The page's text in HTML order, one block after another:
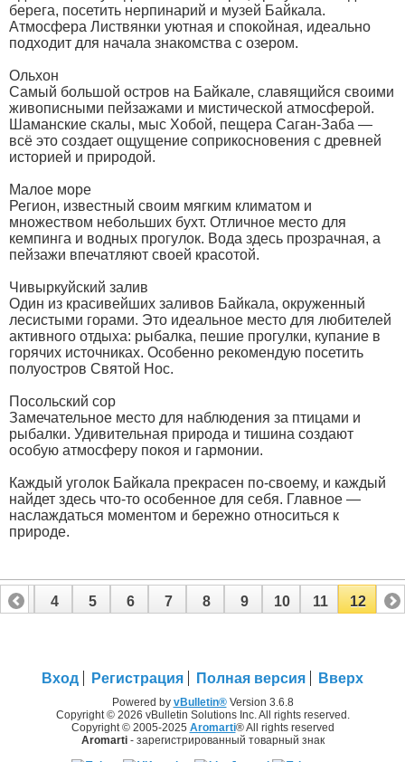
берега, посетить нерпинарий и музей Байкала.
Атмосфера Листвянки уютная и спокойная, идеально
подходит для начала знакомства с озером.
Ольхон
Самый большой остров на Байкале, славящийся своими
живописными пейзажами и мистической атмосферой.
Шаманские скалы, мыс Хобой, пещера Саган-Заба —
всё это создает ощущение соприкосновения с древней
историей и природой.
Малое море
Регион, известный своим мягким климатом и
множеством небольших бухт. Отличное место для
кемпинга и водных прогулок. Вода здесь прозрачная, а
пейзажи впечатляют своей красотой.
Чивыркуйский залив
Один из красивейших заливов Байкала, окруженный
лесистыми горами. Это идеальное место для любителей
активного отдыха: рыбалка, пешие прогулки, купание в
горячих источниках. Особенно рекомендую посетить
полуостров Святой Нос.
Посольский сор
Замечательное место для наблюдения за птицами и
рыбалки. Удивительная природа и тишина создают
особую атмосферу покоя и гармонии.
Каждый уголок Байкала прекрасен по-своему, и каждый
найдет здесь что-то особенное для себя. Главное —
наслаждаться моментом и бережно относиться к
природе.
3 4 5 6 7 8 9 10 11 12
Вход Регистрация Полная версия Вверх
Powered by vBulletin®Version 3.6.8
Copyright © 2026 vBulletin Solutions Inc. All rights reserved.
Copyright © 2005-2025 Aromarti® All rights reserved
Aromarti- зарегистрированный товарный знак